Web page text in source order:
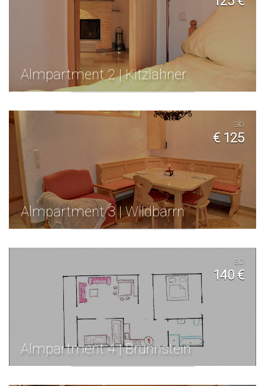
Almpartment 2 | Kitzlahner
Almpartment 3 | Wildbarrn
ab
€ 125
Almpartment 4 | Brünnstein
ab
140 €